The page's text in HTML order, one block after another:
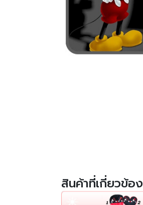
สินค้าที่เกี่ยวข้อง